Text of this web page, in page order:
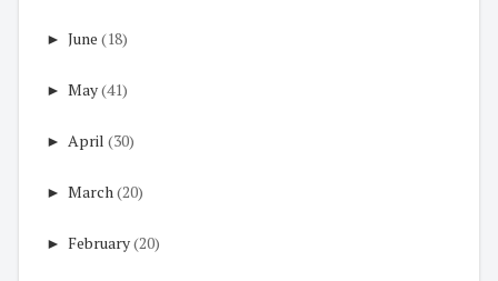
► June (18)
► May(41)
► April (30)
► March(20)
► February(20)